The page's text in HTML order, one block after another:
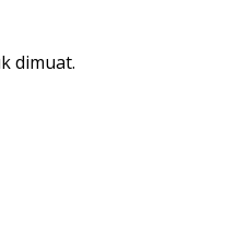
dimuat.